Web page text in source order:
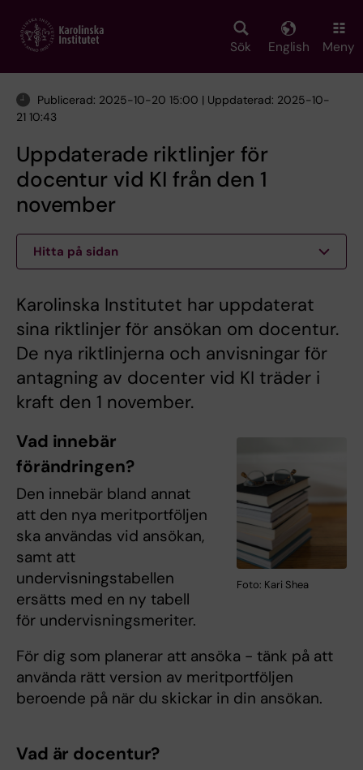
main
Sök English Meny
Publicerad: 2025-10-20 15:00 | Uppdaterad: 2025-10-
21 10:43
Uppdaterade riktlinjer för
docentur vid KI från den 1
november
Hitta på sidan
Karolinska Institutet har uppdaterat
sina riktlinjer för ansökan om docentur.
De nya riktlinjerna och anvisningar för
antagning av docenter vid KI träder i
kraft den 1 november.
Foto: Kari Shea
Vad innebär
förändringen?
Den innebär bland annat
att den nya meritportföljen
ska användas vid ansökan,
samt att
undervisningstabellen
ersätts med en ny tabell
för undervisningsmeriter.
För dig som planerar att ansöka - tänk på att
använda rätt version av meritportföljen
beroende på när du skickar in din ansökan.
Vad är docentur?